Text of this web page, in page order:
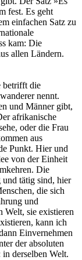
fest. Es geht
einfachen Satz zu
kam: Die
allen Ländern.
betrifft die
nennt.
und Männer gibt,
afrikanische
oder die Frau
aus
Punkt. Hier und
von der Einheit
Die
tätig sind, hier
die sich
und
Welt, sie existieren
kann ich
Einvernehmen
der absoluten
derselben Welt.